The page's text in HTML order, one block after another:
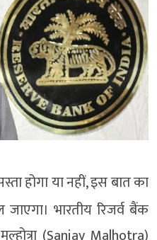
होगा या नहीं, इस बात का
भारतीय रिजर्व बैंक